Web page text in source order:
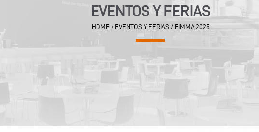
EVENTOS Y FERIAS
HOME / EVENTOS Y FERIAS / FIMMA 2025